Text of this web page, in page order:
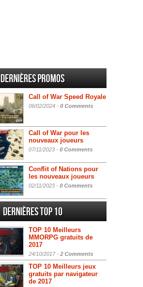
Dernières promos
Call of War Speed Royale
06/02/2024 - 0 Comments
Call of War pour les
nouveaux joueurs
07/11/2023 - 0 Comments
Conflit of Nations pour
les nouveaux joueurs
02/11/2023 - 0 Comments
Dernières Top 10
TOP 10 Meilleurs
MMORPG gratuits de
2017
24/10/2017 - 2 Comments
TOP 10 Meilleurs jeux
gratuits par navigateur
de 2017